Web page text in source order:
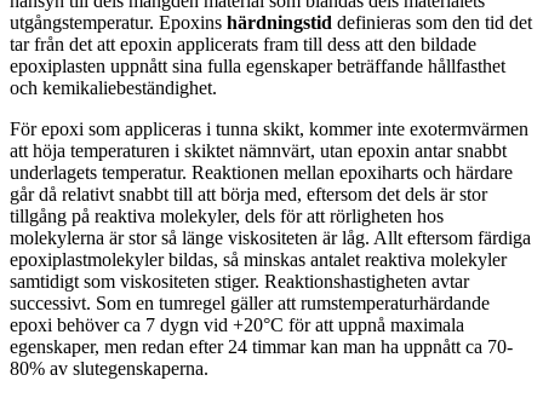
utgångstemperatur. Epoxins härdningstid definieras som den tid det
tar från det att epoxin applicerats fram till dess att den bildade
epoxiplasten uppnått sina fulla egenskaper beträffande hållfasthet
och kemikaliebeständighet.
För epoxi som appliceras i tunna skikt, kommer inte exotermvärmen
att höja temperaturen i skiktet nämnvärt, utan epoxin antar snabbt
underlagets temperatur. Reaktionen mellan epoxiharts och härdare
går då relativt snabbt till att börja med, eftersom det dels är stor
tillgång på reaktiva molekyler, dels för att rörligheten hos
molekylerna är stor så länge viskositeten är låg. Allt eftersom färdiga
epoxiplastmolekyler bildas, så minskas antalet reaktiva molekyler
samtidigt som viskositeten stiger. Reaktionshastigheten avtar
successivt. Som en tumregel gäller att rumstemperaturhärdande
epoxi behöver ca 7 dygn vid +20°C för att uppnå maximala
egenskaper, men redan efter 24 timmar kan man ha uppnått ca 70-
80% av slutegenskaperna.